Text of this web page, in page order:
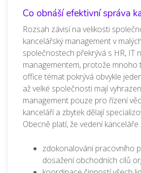
Co obnáší efektivní správa
Rozsah závisí na velikosti
kancelářský management v
společnostech překrývá s HR, IT
managementem, protože mnoho
office témat pokrývá obvykle
až velké společnosti mají
management pouze pro řízení
kanceláří a zbytek dělají
Obecně platí, že vedení kanceláře
zdokonalování pracovního
dosažení obchodních cílů